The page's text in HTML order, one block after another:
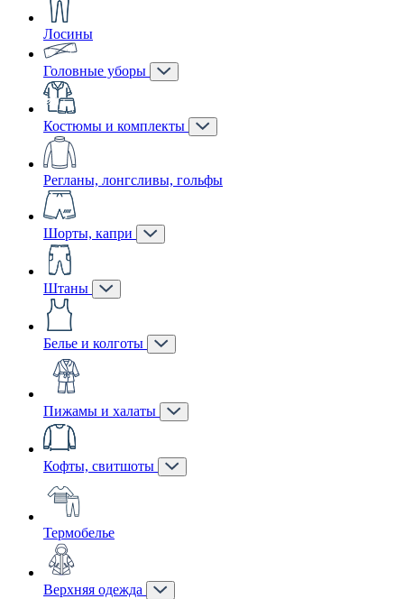
Лосины
Головные уборы
Костюмы и комплекты
Регланы, лонгсливы, гольфы
Шорты, капри
Штаны
Белье и колготы
Пижамы и халаты
Кофты, свитшоты
Термобелье
Верхняя одежда